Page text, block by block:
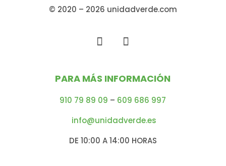
© 2020 – 2026 unidadverde.com
PARA MÁS INFORMACIÓN
910 79 89 09 – 609 686 997
info@unidadverde.es
DE 10:00 A 14:00 HORAS